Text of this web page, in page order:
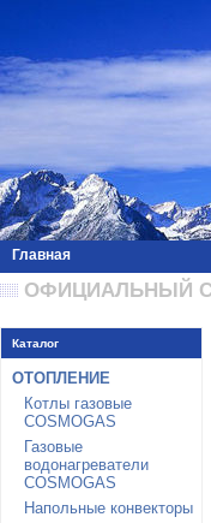
Главная
ОФИЦИАЛЬНЫЙ
Каталог
ОТОПЛЕНИЕ
Котлы газовые
COSMOGAS
Газовые
водонагреватели
COSMOGAS
Напольные конвекторы